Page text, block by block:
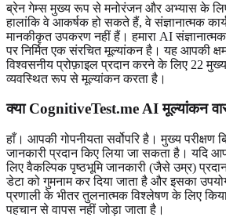
ब्रेन गेम्स मुख्य रूप से मनोरंजन और अभ्यास के
हालांकि वे आकर्षक हो सकते हैं, वे संज्ञानात्मक
मानकीकृत उपकरण नहीं हैं। हमारा AI संज्ञानात्मक
पर निर्मित एक संरचित मूल्यांकन है। यह आपकी
विश्वसनीय प्रोफ़ाइल प्रदान करने के लिए 22
व्यवस्थित रूप से मूल्यांकन करता है।
क्या CognitiveTest.me AI मूल्यांकन
हाँ। आपकी गोपनीयता सर्वोपरि है। मुख्य परीक्षण
जानकारी प्रदान किए लिया जा सकता है। यदि
लिए वैकल्पिक पृष्ठभूमि जानकारी (जैसे उम्र)
डेटा को गुमनाम कर दिया जाता है और इसका
प्रणाली के भीतर तुलनात्मक विश्लेषण के लिए
पहचान से वापस नहीं जोड़ा जाता है।